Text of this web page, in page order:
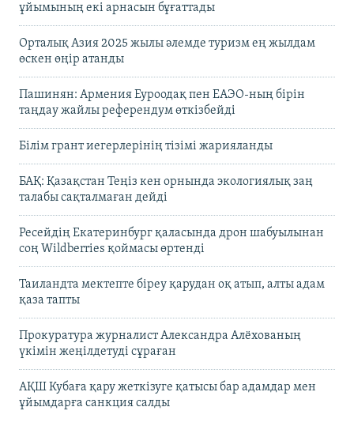
ұйымының екі арнасын бұғаттады
Орталық Азия 2025 жылы әлемде туризм ең жылдам
өскен өңір атанды
Пашинян: Армения Еуроодақ пен ЕАЭО-ның бірін
таңдау жайлы референдум өткізбейді
Білім грант иегерлерінің тізімі жарияланды
БАҚ: Қазақстан Теңіз кен орнында экологиялық заң
талабы сақталмаған дейді
Ресейдің Екатеринбург қаласында дрон шабуылынан
соң Wildberries қоймасы өртенді
Таиландта мектепте біреу қарудан оқ атып, алты адам
қаза тапты
Прокуратура журналист Александра Алёхованың
үкімін жеңілдетуді сұраған
АҚШ Кубаға қару жеткізуге қатысы бар адамдар мен
ұйымдарға санкция салды